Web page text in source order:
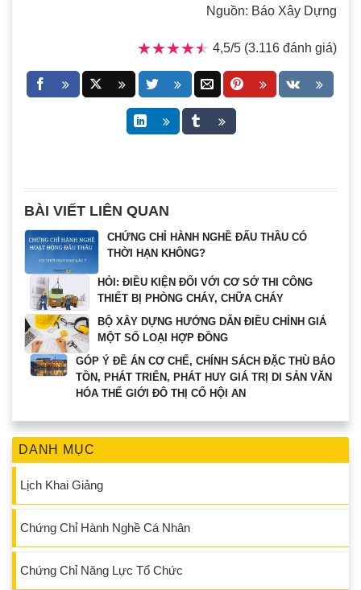
DANH MỤC
Lịch Khai Giảng
Chứng Chỉ Hành Nghề Cá Nhân
Chứng Chỉ Năng Lực Tổ Chức
Nguồn: Báo Xây Dựng
★★★★★
★★★★★ 4,5/5 (3.116 đánh giá)
BÀI VIẾT LIÊN QUAN
CHỨNG CHỈ HÀNH NGHỀ ĐẤU THẦU CÓ
THỜI HẠN KHÔNG?
HỎI: ĐIỀU KIỆN ĐỐI VỚI CƠ SỞ THI CÔNG
THIẾT BỊ PHÒNG CHÁY, CHỮA CHÁY
BỘ XÂY DỰNG HƯỚNG DẪN ĐIỀU CHỈNH GIÁ
MỘT SỐ LOẠI HỢP ĐỒNG
GÓP Ý ĐỀ ÁN CƠ CHẾ, CHÍNH SÁCH ĐẶC THÙ BẢO
TỒN, PHÁT TRIỂN, PHÁT HUY GIÁ TRỊ DI SẢN VĂN
HÓA THẾ GIỚI ĐÔ THỊ CỔ HỘI AN